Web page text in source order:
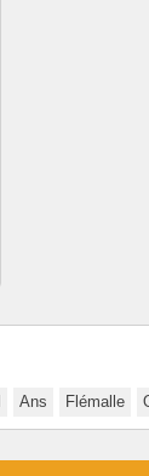
Ans Flémalle